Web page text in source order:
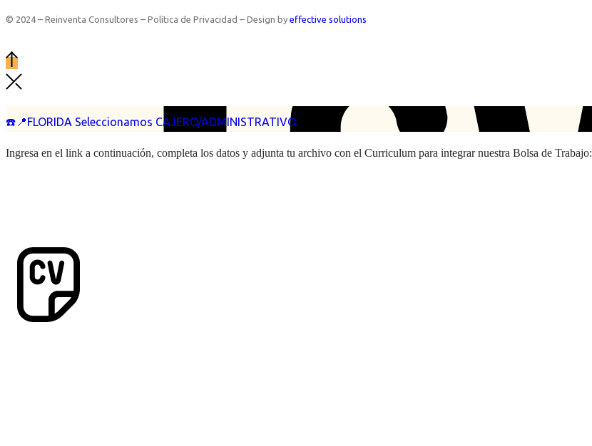
☎️📍FLORIDA Seleccionamos CAJERO/ADMINISTRATIVO.
© 2024 – Reinventa Consultores – Política de Privacidad – Design by effective solutions
Ingresa en el link a continuación, completa los datos y adjunta tu archivo con el Curriculum para integrar nuestra Bolsa de Trabajo: